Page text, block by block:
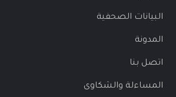
البيانات الصحفية
المدونة
اتصل بنا
المساءلة والشكاوى